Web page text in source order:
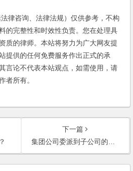
咨询、法律法规）仅供参考，不构
的完整性和时效性负责。您在处理具
质的律师。本站将努力为广大网友提
提供的任何免费服务作出正式的承
言论不代表本站观点，如需使用，请
者所有。
下一篇
集团公司委派到子公司的董事对谁负责？